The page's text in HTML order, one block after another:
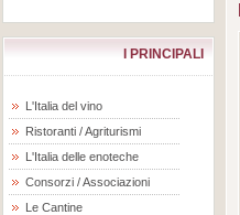
I PRINCIPALI
L'Italia del vino
Ristoranti / Agriturismi
L'Italia delle enoteche
Consorzi / Associazioni
Le Cantine